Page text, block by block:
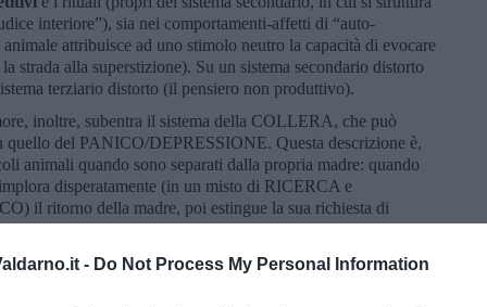
- Do Not Process My Personal Information
interiore”), sia nei comportamenti-affetti di “auto-
attribuisce ad uno stimolo neutro la capacità di evocare
strada alla superstizione). Su un sistema secondario distorto
terziario distorto (il pensiero non produttivo).
inoltre, subentra il sistema della COLLERA, che può
quello del PANICO/DEPRESSIONE. Questa descrizione è,
animali quando sono separati dalla propria madre: quando
disperatamente (in un misto di RICERCA e
il ritorno della madre, poi estingue la sua richiesta di
al ritorno della madre prima la evita (sistema della
materne, rientra nella fiducia di base dell’amore. I
negli umori e nelle dimensioni della personalità,
se non modulato, può esprimere agiti a corto circuito.